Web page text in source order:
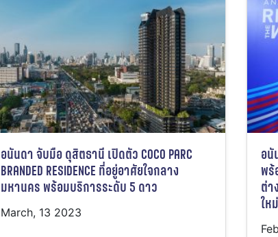
อนันดา จับมือ ดุสิตธานี เปิดตัว COCO PARC
BRANDED RESIDENCE ที่อยู่อาศัยใจกลาง
มหานคร พร้อมบริการระดับ 5 ดาว
March, 13 2023
อนั
พร้
ต่า
ให